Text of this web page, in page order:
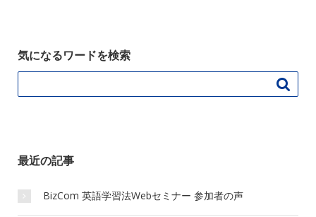
気になるワードを検索

最近の記事
BizCom 英語学習法Webセミナー 参加者の声